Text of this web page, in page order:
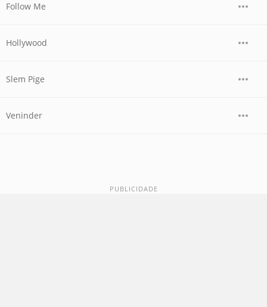
Follow Me
Hollywood
Slem Pige
Veninder